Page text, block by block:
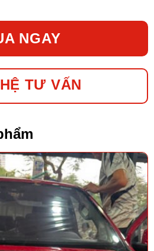
NGAY
TƯ VẤN